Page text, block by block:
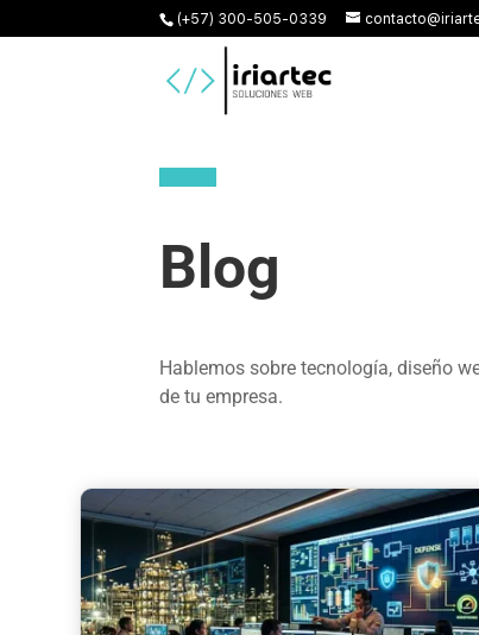
(+57) 300-505-0339
Blog
Hablemos sobre tecnología, diseño
de tu empresa.